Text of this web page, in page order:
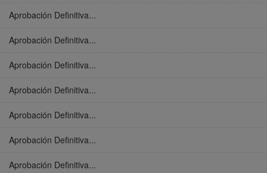
Aprobación Definitiva...
Aprobación Definitiva...
Aprobación Definitiva...
Aprobación Definitiva...
Aprobación Definitiva...
Aprobación Definitiva...
Aprobación Definitiva...